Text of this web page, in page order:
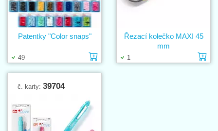
49 Vložit do košíku
Patentky "Color snaps"
1
Řezací kolečko MAXI 45
mm
č. karty: 39704